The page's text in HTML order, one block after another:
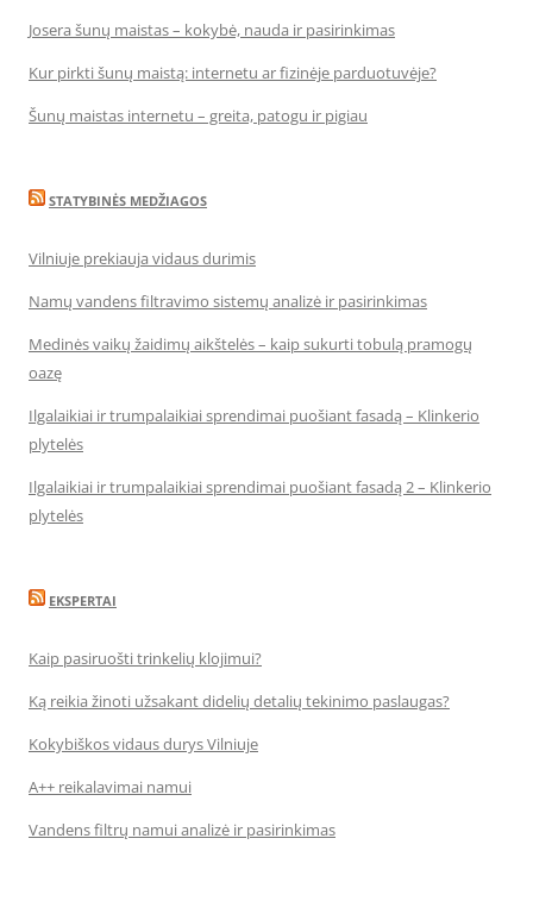
Josera šunų maistas – kokybė, nauda ir pasirinkimas
Kur pirkti šunų maistą: internetu ar fizinėje parduotuvėje?
Šunų maistas internetu – greita, patogu ir pigiau
STATYBINĖS MEDŽIAGOS
Vilniuje prekiauja vidaus durimis
Namų vandens filtravimo sistemų analizė ir pasirinkimas
Medinės vaikų žaidimų aikštelės – kaip sukurti tobulą pramogų
oazę
Ilgalaikiai ir trumpalaikiai sprendimai puošiant fasadą – Klinkerio
plytelės
Ilgalaikiai ir trumpalaikiai sprendimai puošiant fasadą 2 – Klinkerio
plytelės
EKSPERTAI
Kaip pasiruošti trinkelių klojimui?
Ką reikia žinoti užsakant didelių detalių tekinimo paslaugas?
Kokybiškos vidaus durys Vilniuje
A++ reikalavimai namui
Vandens filtrų namui analizė ir pasirinkimas